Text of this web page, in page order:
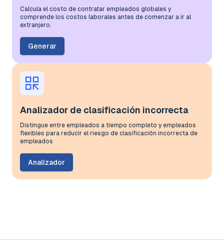
Calcula el costo de contratar empleados globales y
comprende los costos laborales antes de comenzar a ir al
extranjero.
Generar
Analizador de clasificación incorrecta
Distingue entre empleados a tiempo completo y empleados
flexibles para reducir el riesgo de clasificación incorrecta de
empleados
Analizador